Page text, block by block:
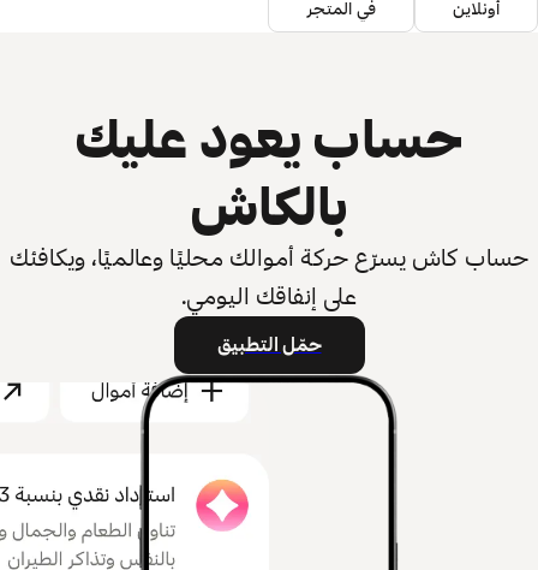
أونلاين في المتجر
حساب يعود عليك
بالكاش
حساب كاش يسرّع حركة أموالك محليًا وعالميًا، ويكافئك
على إنفاقك اليومي.
حمّل التطبيق